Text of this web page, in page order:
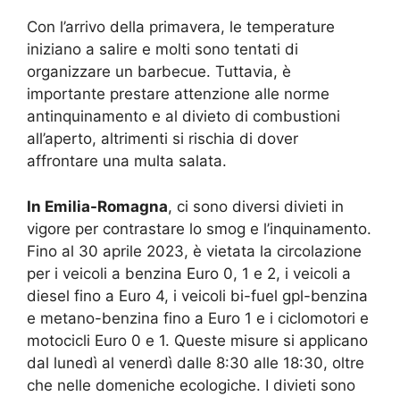
Con l’arrivo della primavera, le temperature
iniziano a salire e molti sono tentati di
organizzare un barbecue. Tuttavia, è
importante prestare attenzione alle norme
antinquinamento e al divieto di combustioni
all’aperto, altrimenti si rischia di dover
affrontare una multa salata.
In Emilia-Romagna, ci sono diversi divieti in
vigore per contrastare lo smog e l’inquinamento.
Fino al 30 aprile 2023, è vietata la circolazione
per i veicoli a benzina Euro 0, 1 e 2, i veicoli a
diesel fino a Euro 4, i veicoli bi-fuel gpl-benzina
e metano-benzina fino a Euro 1 e i ciclomotori e
motocicli Euro 0 e 1. Queste misure si applicano
dal lunedì al venerdì dalle 8:30 alle 18:30, oltre
che nelle domeniche ecologiche. I divieti sono